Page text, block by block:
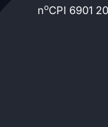
noCPI 6901